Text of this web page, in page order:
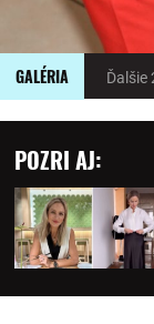
GALÉRIA Ďalšie
POZRI AJ: